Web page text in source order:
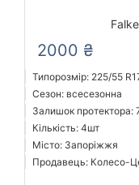
2000 ₴
Типорозмір: 225/55
Сезон: всесезонна
Залишок протектора:
Кількість: 4шт
Місто: Запоріжжя
Продавець: Колесо-